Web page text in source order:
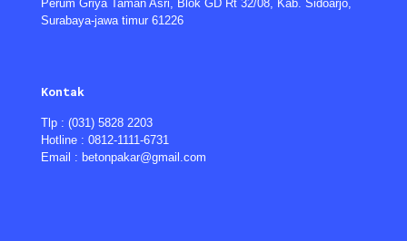
Perum Griya Taman Asri, Blok GD Rt 32/08, Kab. Sidoarjo,
Surabaya-jawa timur 61226
Kontak
Tlp : (031) 5828 2203
Hotline : 0812-1111-6731
Email : betonpakar@gmail.com